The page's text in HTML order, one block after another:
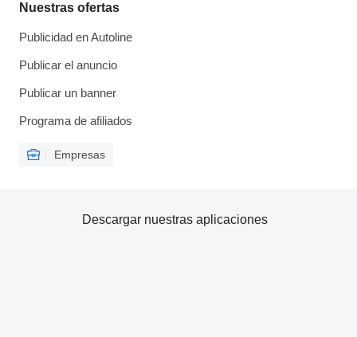
Nuestras ofertas
Publicidad en Autoline
Publicar el anuncio
Publicar un banner
Programa de afiliados
Empresas
Descargar nuestras aplicaciones